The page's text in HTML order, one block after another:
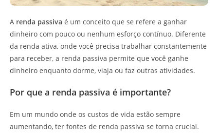
A renda passiva é um conceito que se refere a ganhar
dinheiro com pouco ou nenhum esforço contínuo. Diferente
da renda ativa, onde você precisa trabalhar constantemente
para receber, a renda passiva permite que você ganhe
dinheiro enquanto dorme, viaja ou faz outras atividades.
Por que a renda passiva é importante?
Em um mundo onde os custos de vida estão sempre
aumentando, ter fontes de renda passiva se torna crucial.